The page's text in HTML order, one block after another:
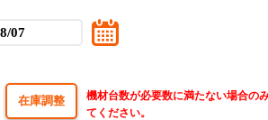
機材台数が必要数に満たない場合の
てください。